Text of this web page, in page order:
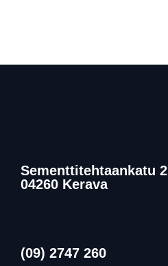
Sementtitehtaankatu 2
04260 Kerava
(09) 2747 260